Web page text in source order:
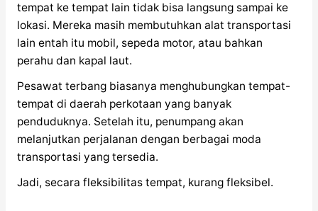
tempat ke tempat lain tidak bisa langsung sampai ke
lokasi. Mereka masih membutuhkan alat transportasi
lain entah itu mobil, sepeda motor, atau bahkan
perahu dan kapal laut.
Pesawat terbang biasanya menghubungkan tempat-
tempat di daerah perkotaan yang banyak
penduduknya. Setelah itu, penumpang akan
melanjutkan perjalanan dengan berbagai moda
transportasi yang tersedia.
Jadi, secara fleksibilitas tempat, kurang fleksibel.